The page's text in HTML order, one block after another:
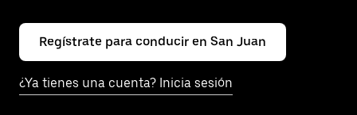
Regístrate para conducir en San Juan
¿Ya tienes una cuenta? Inicia sesión